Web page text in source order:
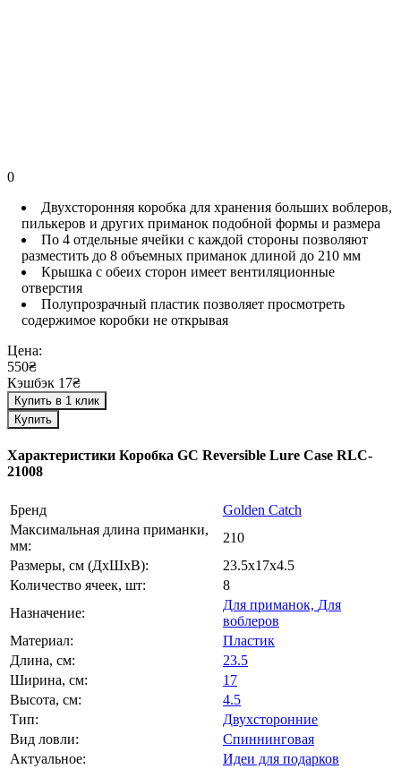
0
Двухсторонняя коробка для хранения больших воблеров,
пилькеров и других приманок подобной формы и размера
По 4 отдельные ячейки с каждой стороны позволяют
разместить до 8 объемных приманок длиной до 210 мм
Крышка с обеих сторон имеет вентиляционные
отверстия
Полупрозрачный пластик позволяет просмотреть
содержимое коробки не открывая
Цена:
550₴
Кэшбэк 17₴
Купить в 1 клик
Купить
Характеристики Коробка GC Reversible Lure Case RLC-
21008
Бренд
Golden Catch
Максимальная длина приманки,
мм:
210
Размеры, см (ДхШхВ):
23.5х17х4.5
Количество ячеек, шт:
8
Назначение:
Для приманок, Для
воблеров
Материал:
Пластик
Длина, см:
23.5
Ширина, см:
17
Высота, см:
4.5
Тип:
Двухсторонние
Вид ловли:
Спиннинговая
Актуальное:
Идеи для подарков